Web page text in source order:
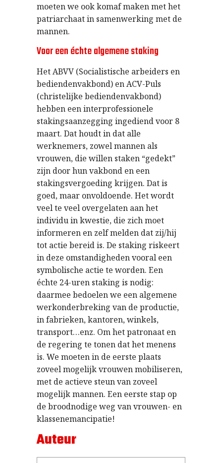
moeten we ook komaf maken met het
patriarchaat in samenwerking met de
mannen.
Voor een échte algemene staking
Het ABVV (Socialistische arbeiders en
bediendenvakbond) en ACV-Puls
(christelijke bediendenvakbond)
hebben een interprofessionele
stakingsaanzegging ingediend voor 8
maart. Dat houdt in dat alle
werknemers, zowel mannen als
vrouwen, die willen staken “gedekt”
zijn door hun vakbond en een
stakingsvergoeding krijgen. Dat is
goed, maar onvoldoende. Het wordt
veel te veel overgelaten aan het
individu in kwestie, die zich moet
informeren en zelf melden dat zij/hij
tot actie bereid is. De staking riskeert
in deze omstandigheden vooral een
symbolische actie te worden. Een
échte 24-uren staking is nodig:
daarmee bedoelen we een algemene
werkonderbreking van de productie,
in fabrieken, kantoren, winkels,
transport…enz. Om het patronaat en
de regering te tonen dat het menens
is. We moeten in de eerste plaats
zoveel mogelijk vrouwen mobiliseren,
met de actieve steun van zoveel
mogelijk mannen. Een eerste stap op
de broodnodige weg van vrouwen- en
klassenemancipatie!
Auteur